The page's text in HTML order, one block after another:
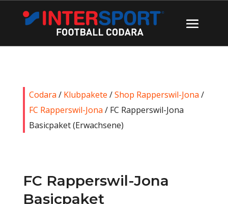
Codara / Klubpakete /Shop Rapperswil-Jona /
FC Rapperswil-Jona / FC Rapperswil-Jona
Basicpaket (Erwachsene)
FC Rapperswil-Jona
Basicpaket